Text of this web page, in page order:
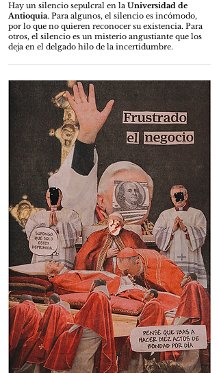
Hay un silencio sepulcral en la Universidad de
Antioquia. Para algunos, el silencio es incómodo,
por lo que no quieren reconocer su existencia. Para
otros, el silencio es un misterio angustiante que los
deja en el delgado hilo de la incertidumbre.